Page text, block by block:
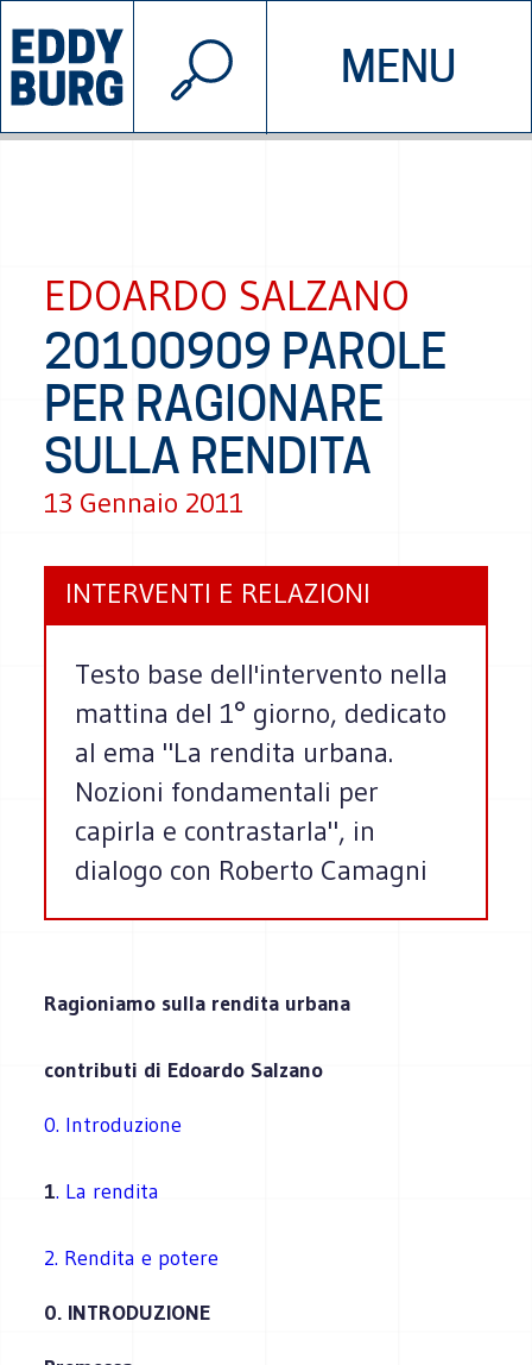
MENU
INIZIATIVE CHI SIAMO
© 2026 EDDYBURG
EDOARDO SALZANO
20100909 PAROLE
PER RAGIONARE
SULLA RENDITA
13 Gennaio 2011
INTERVENTI E RELAZIONI
Testo base dell'intervento nella
mattina del 1° giorno, dedicato
al ema "La rendita urbana.
Nozioni fondamentali per
capirla e contrastarla", in
dialogo con Roberto Camagni
Ragioniamo sulla rendita urbana
contributi di Edoardo Salzano
0. Introduzione
1. La rendita
2. Rendita e potere
0. INTRODUZIONE